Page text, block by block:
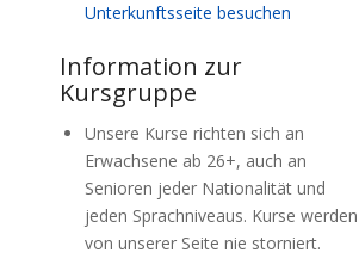
Unterkunftsseite besuchen
Information zur
Kursgruppe
Unsere Kurse richten sich an
Erwachsene ab 26+, auch an
Senioren jeder Nationalität und
jeden Sprachniveaus. Kurse werden
von unserer Seite nie storniert.